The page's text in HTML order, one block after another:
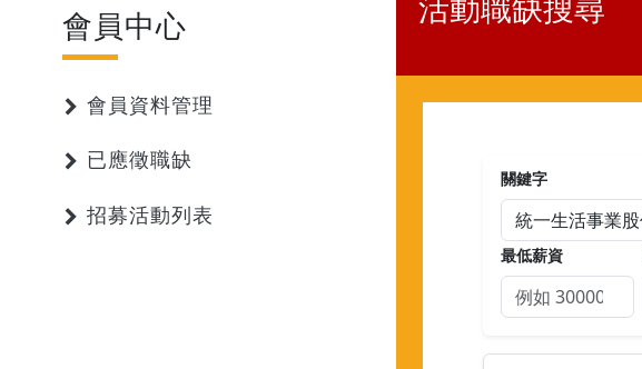
會員中心
會員資料管理
已應徵職缺
招募活動列表
關鍵字
最低薪資